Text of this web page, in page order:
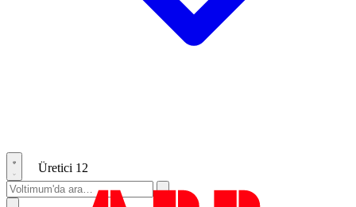
Üretici 12